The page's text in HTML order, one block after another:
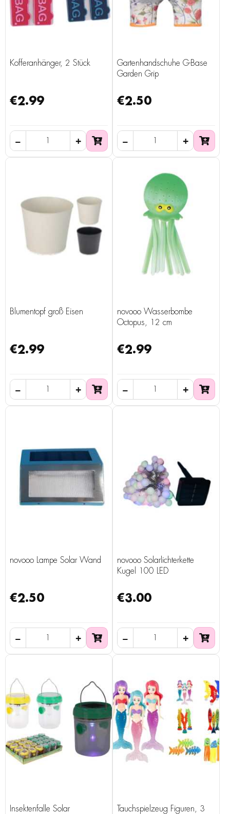
Kofferanhänger, 2 Stück
€2.99
Gartenhandschuhe G-Base
Garden Grip
€2.50
Blumentopf groß Eisen
€2.99
novooo Wasserbombe
Octopus, 12 cm
€2.99
novooo Lampe Solar Wand
€2.50
novooo Solarlichterkette
Kugel 100 LED
€3.00
Insektenfalle Solar
Tauchspielzeug Figuren, 3